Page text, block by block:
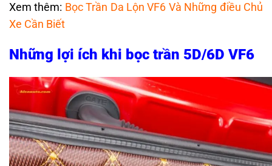
Xem thêm: Bọc Trần Da Lộn VF6 Và Những điều Chủ
Xe Cần Biết
Những lợi ích khi bọc trần 5D/6D VF6